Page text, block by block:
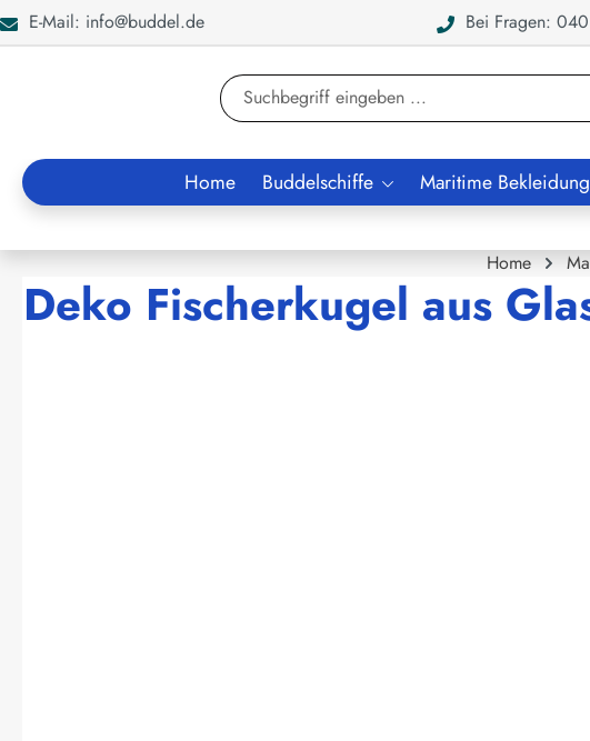
Zur Suche springen
E-Mail: info@buddel.de Bei Fragen:
Home Buddelschiffe Maritime Bekleidung
Home
Deko Fischerkugel aus